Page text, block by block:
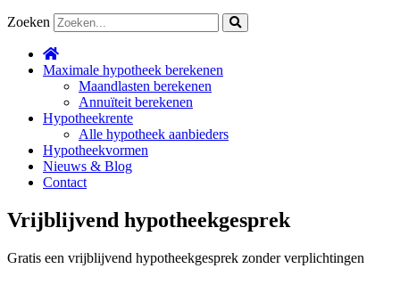
Zoeken
Maximale hypotheek berekenen
Maandlasten berekenen
Annuïteit berekenen
Hypotheekrente
Alle hypotheek aanbieders
Hypotheekvormen
Nieuws & Blog
Contact
Vrijblijvend hypotheekgesprek
Gratis een vrijblijvend hypotheekgesprek zonder verplichtingen